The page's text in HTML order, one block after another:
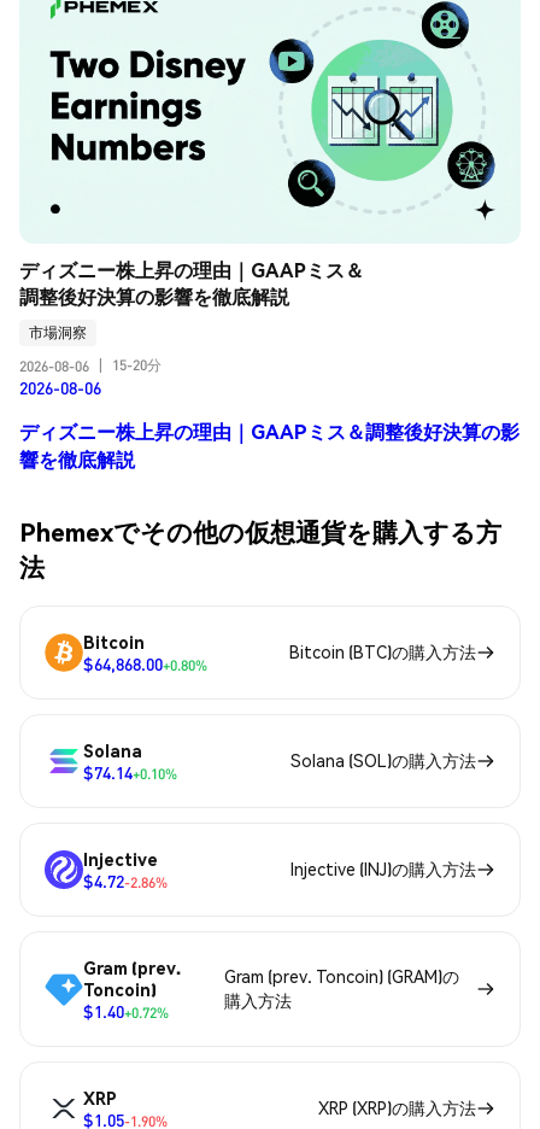
ディズニー株上昇の理由｜GAAPミス＆
調整後好決算の影響を徹底解説
市場洞察
2026-08-06
15-20分
2026-08-06
ディズニー株上昇の理由｜GAAPミス＆調整後好決算の影
響を徹底解説
Phemexでその他の仮想通貨を購入する方
法
Bitcoin
$64,868.00+0.80%
Bitcoin (BTC)の購入方法
Solana
$74.14+0.10%
Solana (SOL)の購入方法
Injective
$4.72-2.86%
Injective (INJ)の購入方法
Gram (prev.
Toncoin)
$1.40+0.72%
Gram (prev. Toncoin) (GRAM)の
購入方法
XRP
$1.05-1.90%
XRP (XRP)の購入方法